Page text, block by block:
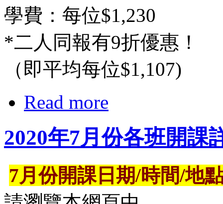
學費：每位$1,230
*二人同報有9折優惠！
（即平均每位$1,107)
Read more
2020年7月份各班開課
7月份開課日期/時間/地